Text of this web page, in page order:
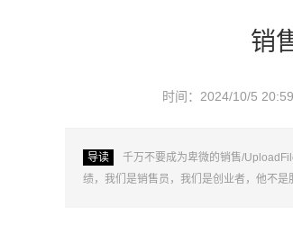
销
时间：2024/10/5
导读
千万不要成为卑微的销售/
绩，我们是销售员，我们是创业者，他不